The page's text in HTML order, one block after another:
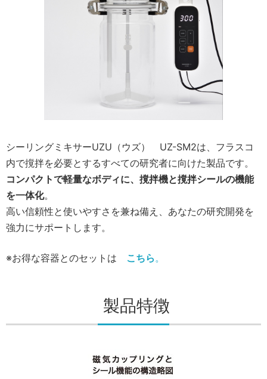
シーリングミキサーUZU（ウズ） UZ-SM2は、フラスコ
内で撹拌を必要とするすべての研究者に向けた製品です。
コンパクトで軽量なボディに、撹拌機と撹拌シールの機能
を一体化。
高い信頼性と使いやすさを兼ね備え、あなたの研究開発を
強力にサポートします。
※お得な容器とのセットは こちら。
製品特徴